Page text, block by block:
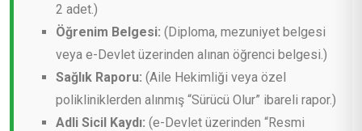
2 adet.)
Öğrenim Belgesi: (Diploma, mezuniyet belgesi
veya e-Devlet üzerinden alınan öğrenci belgesi.)
Sağlık Raporu: (Aile Hekimliği veya özel
polikliniklerden alınmış “Sürücü Olur” ibareli rapor.)
Adli Sicil Kaydı: (e-Devlet üzerinden “Resmi